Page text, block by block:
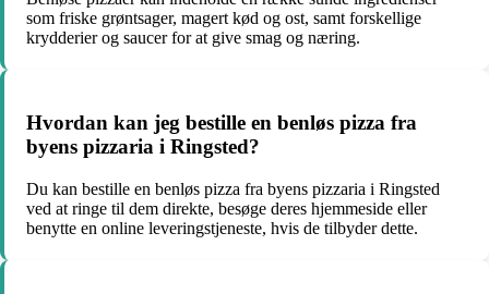
som friske grøntsager, magert kød og ost, samt forskellige
krydderier og saucer for at give smag og næring.
Hvordan kan jeg bestille en benløs pizza fra
byens pizzaria i Ringsted?
Du kan bestille en benløs pizza fra byens pizzaria i Ringsted
ved at ringe til dem direkte, besøge deres hjemmeside eller
benytte en online leveringstjeneste, hvis de tilbyder dette.